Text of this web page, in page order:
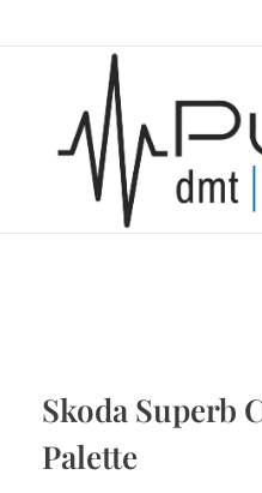
Skoda Superb
Palette